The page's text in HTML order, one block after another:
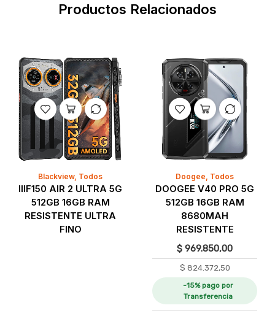
Productos Relacionados
Blackview, Todos
IIIF150 AIR 2 ULTRA 5G
512GB 16GB RAM
RESISTENTE ULTRA
FINO
Doogee Todos
DOOGEE V40 PRO 5G
512GB 16GB RAM
8680MAH
RESISTENTE
$ 969.850,00
$ 824.372,50
-15% pago por
Transferencia